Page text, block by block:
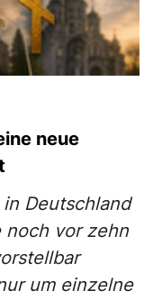
neue
Deutschland
noch vor zehn
um einzelne